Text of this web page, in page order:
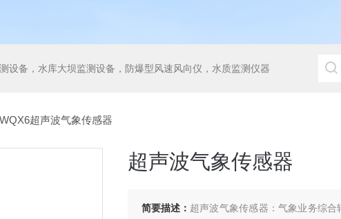
设备，水库大坝监测设备，防爆型风速风向仪，水质监测仪器
超声波气象传感器
超声波气象传感器
简要描述： 超声波气象传感器：气象业务综